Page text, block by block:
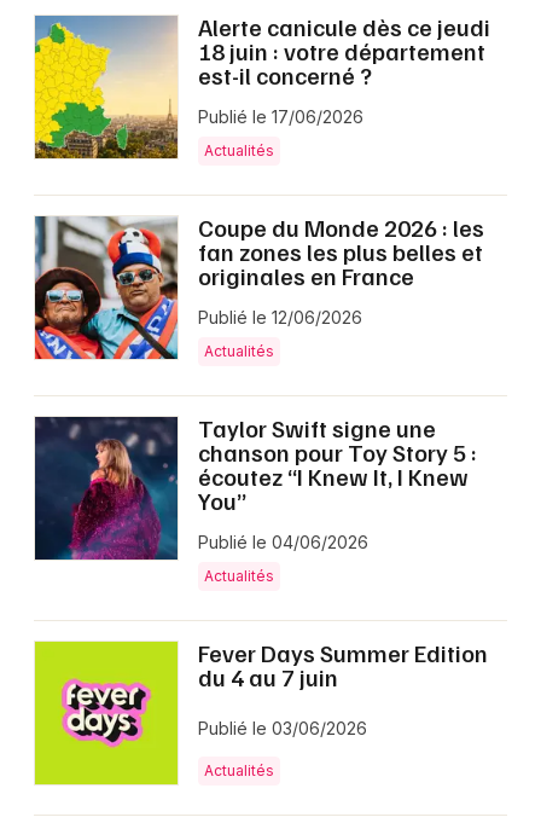
27 - Eure
Choisir mes départements
Mon email
Je m'abonne
Alerte canicule dès ce jeudi
18 juin : votre département
est-il concerné ?
Publié le 17/06/2026
Actualités
Coupe du Monde 2026 : les
fan zones les plus belles et
originales en France
Publié le 12/06/2026
Actualités
Taylor Swift signe une
chanson pour Toy Story 5 :
écoutez “I Knew It, I Knew
You”
Publié le 04/06/2026
Actualités
Fever Days Summer Edition
du 4 au 7 juin
Publié le 03/06/2026
Actualités